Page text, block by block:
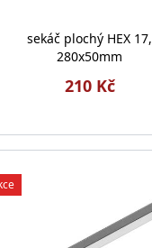
sekáč plochý HEX 17,
280x50mm
210 Kč